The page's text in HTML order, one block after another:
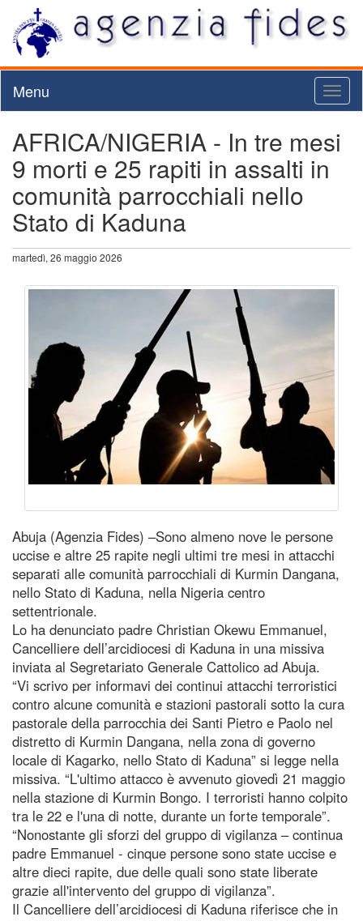
Menu
AFRICA/NIGERIA - In tre mesi
9 morti e 25 rapiti in assalti in
comunità parrocchiali nello
Stato di Kaduna
martedì, 26 maggio 2026
Abuja (Agenzia Fides) –Sono almeno nove le persone
uccise e altre 25 rapite negli ultimi tre mesi in attacchi
separati alle comunità parrocchiali di Kurmin Dangana,
nello Stato di Kaduna, nella Nigeria centro
settentrionale.
Lo ha denunciato padre Christian Okewu Emmanuel,
Cancelliere dell’arcidiocesi di Kaduna in una missiva
inviata al Segretariato Generale Cattolico ad Abuja.
“Vi scrivo per informavi dei continui attacchi terroristici
contro alcune comunità e stazioni pastorali sotto la cura
pastorale della parrocchia dei Santi Pietro e Paolo nel
distretto di Kurmin Dangana, nella zona di governo
locale di Kagarko, nello Stato di Kaduna” si legge nella
missiva. “L'ultimo attacco è avvenuto giovedì 21 maggio
nella stazione di Kurmin Bongo. I terroristi hanno colpito
tra le 22 e l'una di notte, durante un forte temporale”.
“Nonostante gli sforzi del gruppo di vigilanza – continua
padre Emmanuel - cinque persone sono state uccise e
altre dieci rapite, due delle quali sono state liberate
grazie all'intervento del gruppo di vigilanza”.
Il Cancelliere dell’arcidiocesi di Kaduna riferisce che in